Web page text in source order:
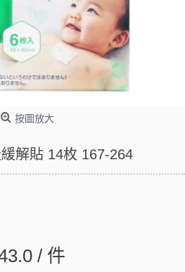
按圖放大
解貼 14枚 167-264
/ 件